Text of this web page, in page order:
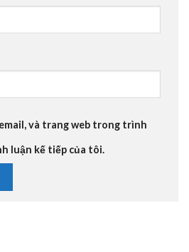
và trang web trong trình
luận kế tiếp của tôi.